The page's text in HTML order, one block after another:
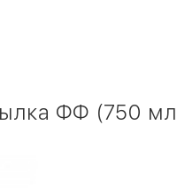
ФФ (750